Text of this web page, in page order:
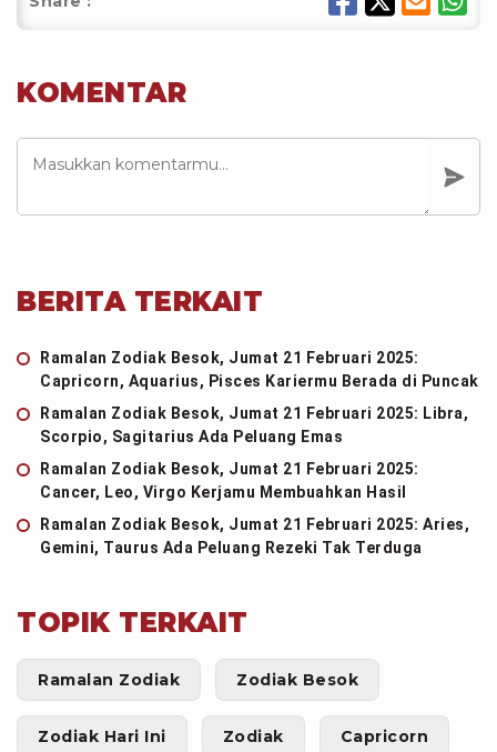
KOMENTAR
BERITA TERKAIT
Ramalan Zodiak Besok, Jumat 21 Februari 2025:
Capricorn, Aquarius, Pisces Kariermu Berada di Puncak
Ramalan Zodiak Besok, Jumat 21 Februari 2025: Libra,
Scorpio, Sagitarius Ada Peluang Emas
Ramalan Zodiak Besok, Jumat 21 Februari 2025:
Cancer, Leo, Virgo Kerjamu Membuahkan Hasil
Ramalan Zodiak Besok, Jumat 21 Februari 2025: Aries,
Gemini, Taurus Ada Peluang Rezeki Tak Terduga
TOPIK TERKAIT
Ramalan Zodiak Zodiak Besok
Zodiak Hari Ini Zodiak Capricorn